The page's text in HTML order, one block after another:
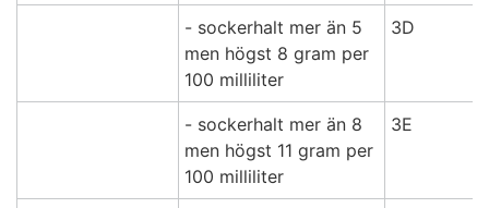
- sockerhalt mer än 5
men högst 8 gram per
100 milliliter
3D
- sockerhalt mer än 8
men högst 11 gram per
100 milliliter
3E